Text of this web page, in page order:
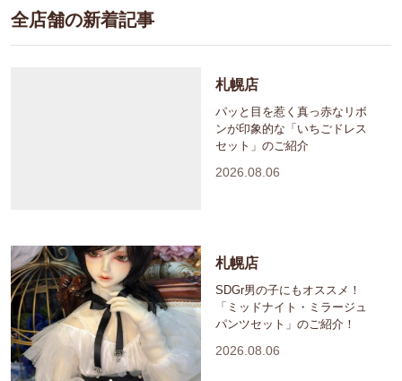
全店舗の新着記事
札幌店
パッと目を惹く真っ赤なリボ
ンが印象的な「いちごドレス
セット」のご紹介
2026.08.06
札幌店
SDGr男の子にもオススメ！
「ミッドナイト・ミラージュ
パンツセット」のご紹介！
2026.08.06